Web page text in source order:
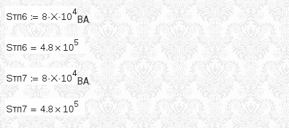
ВА.
ВА.